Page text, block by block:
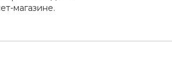
магазине.